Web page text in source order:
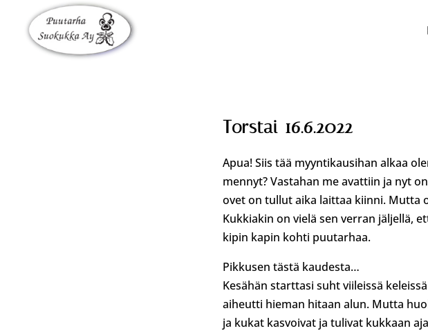
Torstai 16.6.2022
Apua! Siis tää myyntikausihan alkaa
mennyt? Vastahan me avattiin ja nyt
ovet on tullut aika laittaa kiinni. Mutta
Kukkiakin on vielä sen verran jäljellä,
kipin kapin kohti puutarhaa.
Pikkusen tästä kaudesta…
Kesähän starttasi suht viileissä
aiheutti hieman hitaan alun. Mutta
ja kukat kasvoivat ja tulivat kukkaan